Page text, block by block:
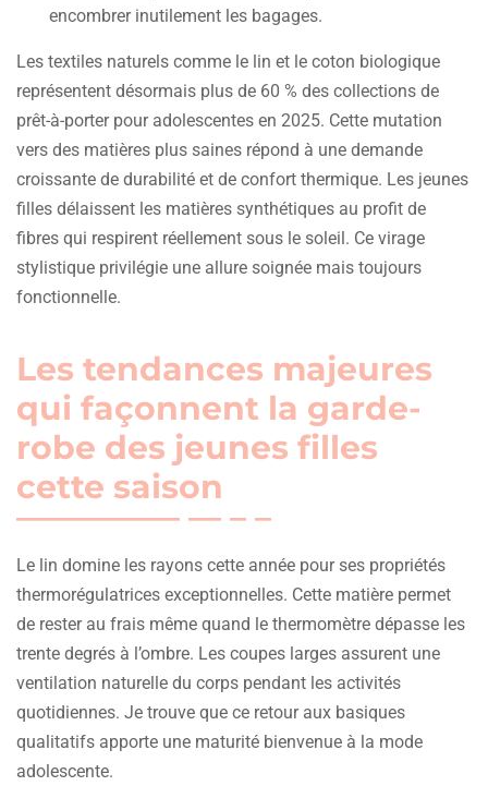
encombrer inutilement les bagages.
Les textiles naturels comme le lin et le coton biologique
représentent désormais plus de 60 % des collections de
prêt-à-porter pour adolescentes en 2025. Cette mutation
vers des matières plus saines répond à une demande
croissante de durabilité et de confort thermique. Les jeunes
filles délaissent les matières synthétiques au profit de
fibres qui respirent réellement sous le soleil. Ce virage
stylistique privilégie une allure soignée mais toujours
fonctionnelle.
Les tendances majeures
qui façonnent la garde-
robe des jeunes filles
cette saison
Le lin domine les rayons cette année pour ses propriétés
thermorégulatrices exceptionnelles. Cette matière permet
de rester au frais même quand le thermomètre dépasse les
trente degrés à l’ombre. Les coupes larges assurent une
ventilation naturelle du corps pendant les activités
quotidiennes. Je trouve que ce retour aux basiques
qualitatifs apporte une maturité bienvenue à la mode
adolescente.